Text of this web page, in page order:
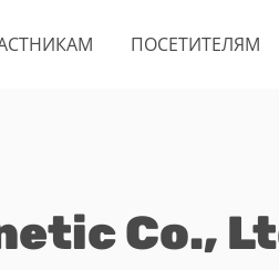
ПОСЕТИТЕЛЯМ
Co.,